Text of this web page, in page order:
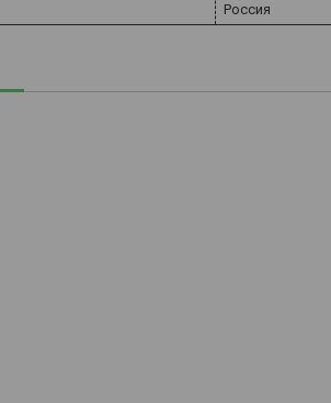
Россия